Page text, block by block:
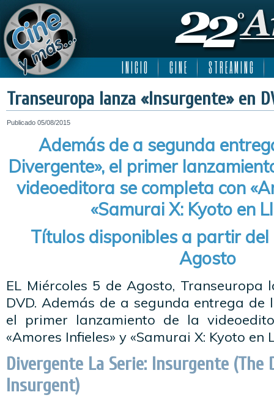
I N I C I O C I N E S T R E A M I N G
Transeuropa lanza «Insurgente» en
Publicado 05/08/2015
Además de a segunda
Divergente», el primer
videoeditora se completa con
«Samurai X: Kyoto en
Títulos disponibles a partir del
Agosto
EL Miércoles 5 de Agosto, Transeuropa
DVD. Además de a segunda entrega de
el primer lanzamiento de la
«Amores Infieles» y «Samurai X: Kyoto en
Divergente La Serie: Insurgente (The
Insurgent)